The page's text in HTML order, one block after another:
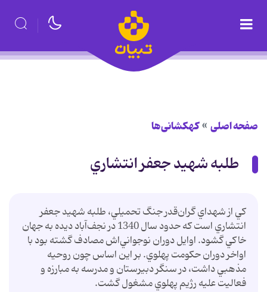
صفحه اصلی کهکشانی‌ها
طلبه شهيد جعفر انتشاري
کي از شهداي گران‌قدر جنگ تحميلي، طلبه شهيد جعفر
انتشاري است که حدود سال 1340 در نجف‌آباد ديده به جهان
خاکي گشود. اوايل دوران نوجواني‌اش مصادف گشته بود با
اواخر دوران حکومت پهلوي. بر اين اساس چون روحيه
مذهبي داشت، در سنگر دبيرستان و مدرسه به مبارزه و
فعاليت عليه رژيم پهلوي مشغول گشت.